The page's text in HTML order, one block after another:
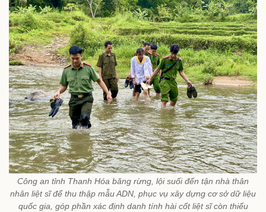
Công an tỉnh Thanh Hóa băng rừng, lội suối đến tận nhà thân
nhân liệt sĩ để thu thập mẫu ADN, phục vụ xây dựng cơ sở dữ liệu
quốc gia, góp phần xác định danh tính hài cốt liệt sĩ còn thiếu